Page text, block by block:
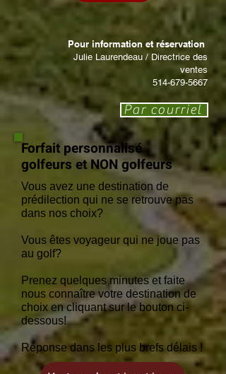
Pour information et réservation
Julie Laurendeau / Directrice des
ventes
514-679-5667
Par courriel
Forfait personnalisé
golfeurs et NON golfeurs
Vous avez une destination de
prédilection qui ne se retrouve pas
dans nos choix?
Vous êtes voyageur qui ne joue pas
au golf?
Prenez quelques minutes et faite
nous connaître votre destination de
choix en cliquant sur le bouton ci-
dessous!
Réponse dans les plus brefs délais !